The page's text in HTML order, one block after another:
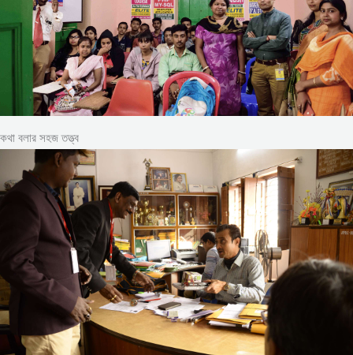
কথা বলার সহজ তত্ত্ব